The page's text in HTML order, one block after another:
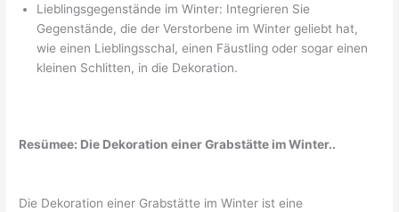
Lieblingsgegenstände im Winter: Integrieren Sie
Gegenstände, die der Verstorbene im Winter geliebt hat,
wie einen Lieblingsschal, einen Fäustling oder sogar einen
kleinen Schlitten, in die Dekoration.
Resümee: Die Dekoration einer Grabstätte im Winter..
Die Dekoration einer Grabstätte im Winter ist eine